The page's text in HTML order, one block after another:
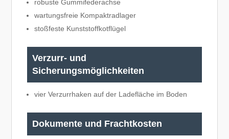
robuste Gummifederachse
wartungsfreie Kompaktradlager
stoßfeste Kunststoffkotflügel
Verzurr- und
Sicherungsmöglichkeiten
vier Verzurrhaken auf der Ladefläche im Boden
Dokumente und Frachtkosten